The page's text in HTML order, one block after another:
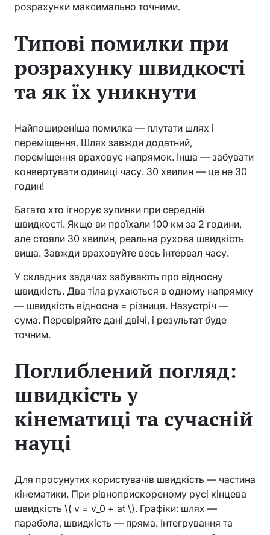
розрахунки максимально точними.
Типові помилки при
розрахунку швидкості
та як їх уникнути
Найпоширеніша помилка — плутати шлях і
переміщення. Шлях завжди додатний,
переміщення враховує напрямок. Інша — забувати
конвертувати одиниці часу. 30 хвилин — це не 30
годин!
Багато хто ігнорує зупинки при середній
швидкості. Якщо ви проїхали 100 км за 2 години,
але стояли 30 хвилин, реальна рухова швидкість
вища. Завжди враховуйте весь інтервал часу.
У складних задачах забувають про відносну
швидкість. Два тіла рухаються в одному напрямку
— швидкість відносна = різниця. Назустріч —
сума. Перевіряйте дані двічі, і результат буде
точним.
Поглиблений погляд:
швидкість у
кінематиці та сучасній
науці
Для просунутих користувачів швидкість — частина
кінематики. При рівноприскореному русі кінцева
швидкість \( v = v_0 + at \). Графіки: шлях —
парабола, швидкість — пряма. Інтегрування та